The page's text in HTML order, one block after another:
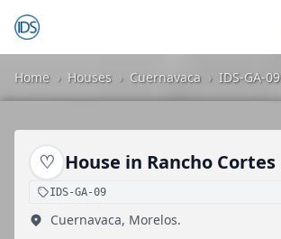
Home › Houses › Cuernavaca › IDS-GA-09
♡ House in Rancho Cortes
IDS-GA-09
Cuernavaca, Morelos.